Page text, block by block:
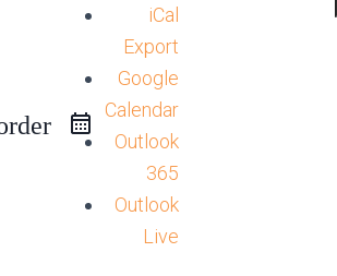
iCal
Export
Google
Calendar
Outlook
365
Outlook
Live